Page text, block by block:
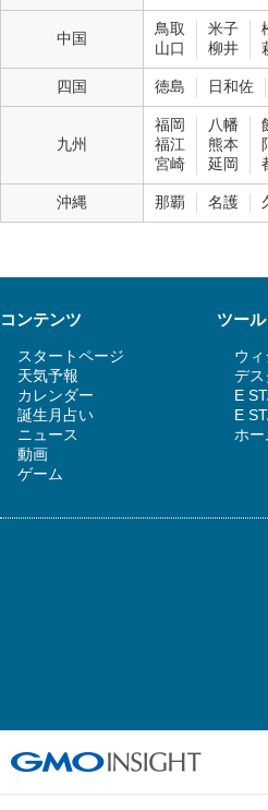
中国
鳥取 米子
山口
柳井
四国 徳島 日和佐
九州
福岡 八幡
福江
熊本
宮崎
延岡
沖縄 那覇 名護
コンテンツ
スタートページ
天気予報
カレンダー
誕生月占い
ニュース
動画
ゲーム
ツール
ウィ
デス
E
E
ホ